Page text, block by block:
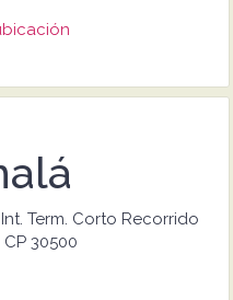
Term. Corto Recorrido
30500